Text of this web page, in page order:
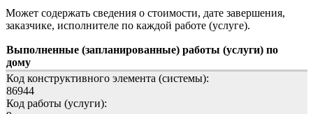
Может содержать сведения о стоимости, дате завершения,
заказчике, исполнителе по каждой работе (услуге).
Выполненные (запланированные) работы (услуги) по
дому
Код конструктивного элемента (системы):
86944
Код работы (услуги):